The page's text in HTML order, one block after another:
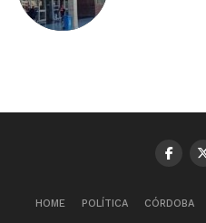
HOME POLÍTICA CÓRDOBA